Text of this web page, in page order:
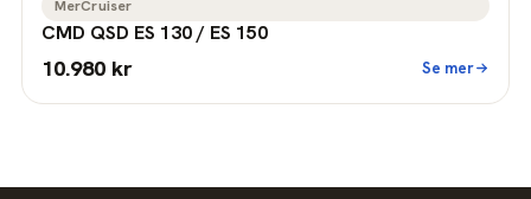
MerCruiser
CMD QSD ES 130 / ES 150
10.980 kr Se mer